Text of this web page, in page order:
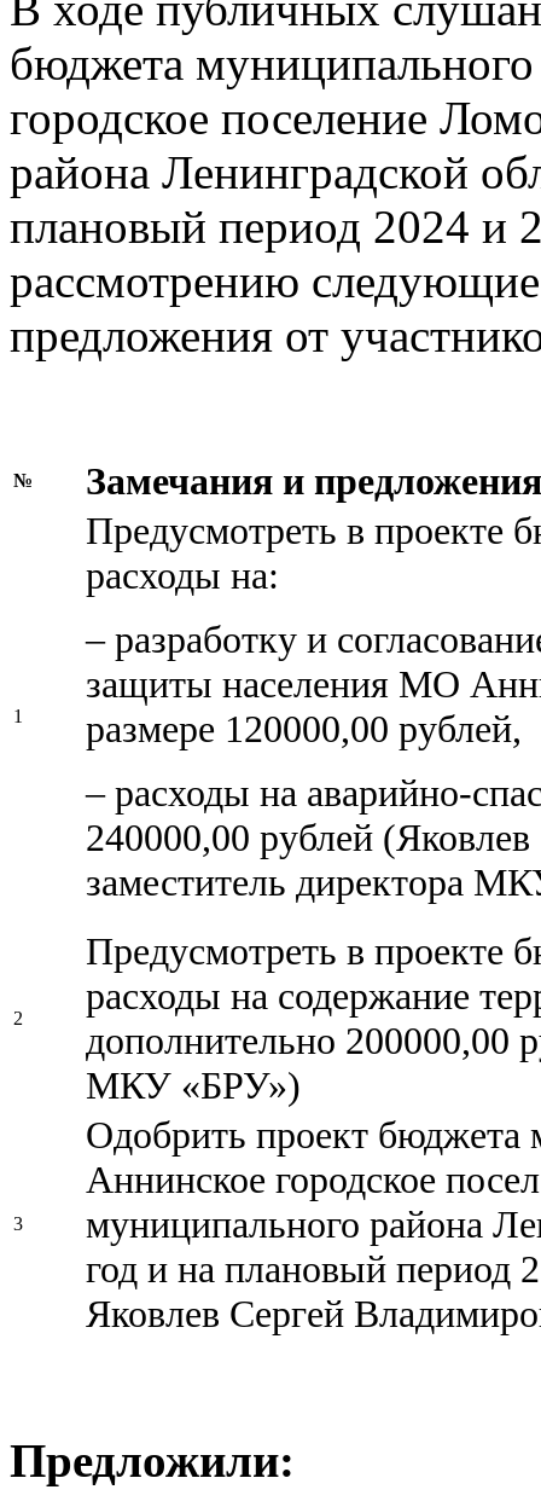
бюджета
городское поселение
района Ленинградской
плановый период 2024 и
рассмотрению
предложения от
№ Замечания и предложения
1
Предусмотреть в проекте
расходы на:
– разработку и
защиты населения МО
размере 120000,00 рублей,
– расходы на аварийно-
240000,00 рублей
заместитель директора
2
Предусмотреть в проекте
расходы на содержание
дополнительно 200000,00
МКУ «БРУ»)
3
Одобрить проект бюджета
Аннинское городское
муниципального района
год и на плановый период
Яковлев Сергей
Предложили: